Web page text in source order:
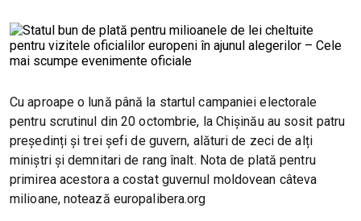
Cu aproape o lună până la startul campaniei electorale
pentru scrutinul din 20 octombrie, la Chișinău au sosit patru
președinți și trei șefi de guvern, alături de zeci de alți
miniștri și demnitari de rang înalt. Nota de plată pentru
primirea acestora a costat guvernul moldovean câteva
milioane, notează europalibera.org